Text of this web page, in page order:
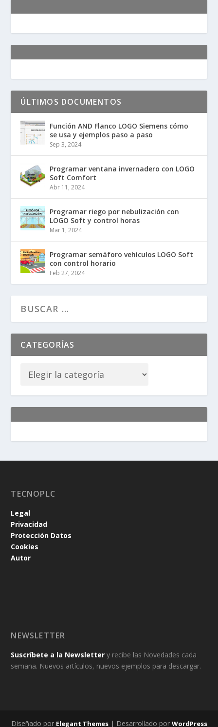
ÚLTIMOS DOCUMENTOS
Función AND Flanco LOGO Siemens cómo
se usa y ejemplos paso a paso
Sep 3, 2024
Programar ventana invernadero con LOGO
Soft Comfort
Abr 11, 2024
Programar riego por nebulización con
LOGO Soft y control horas
Mar 1, 2024
Programar semáforo vehículos LOGO Soft
con control horario
Feb 27, 2024
CATEGORÍAS
TECNOPLC
Legal
Privacidad
Protección Datos
Cookies
Autor
NEWSLETTER
Suscríbete a la Newsletter y recibe las Novedades cada
semana. Nuevos artículos, nuevos ejemplos para descargar.
Diseñado por Elegant Themes| Desarrollado por WordPress